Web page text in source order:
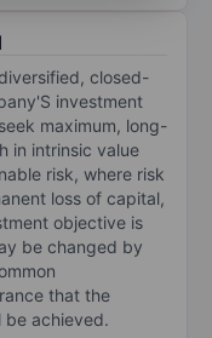
closed-
investment
maximum, long-
in intrinsic value
risk, where risk
loss of capital,
objective is
be changed by
that the
be achieved.